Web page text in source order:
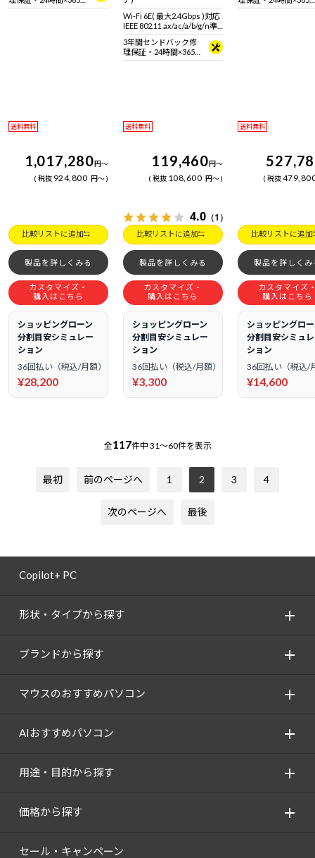
日電話サポート
送料無料
1,017,280円～
税抜 924,800 円～
比較リストに追加
製品を詳しくみる
カスタマイズ・
購入はこちら
ショッピングローン
分割目安シミュレー
ション
36回払い（税込/月額）
¥28,200
Wi-Fi 6E( 最大2.4Gbps )対応
IEEE 802.11 ax/ac/a/b/g/n準
拠 ＋ Bluetooth 5内蔵
3年間センドバック修
理保証・24時間×365
日電話サポート
送料無料
119,460円～
税抜 108,600 円～
4.0 （1）
比較リストに追加
製品を詳しくみる
カスタマイズ・
購入はこちら
ショッピングローン
分割目安シミュレー
ション
36回払い（税込/月額）
¥3,300
日電話サポート
送料無料
税抜
比較リストに追加
製品を詳しくみ
カスタマイズ
購入はこちら
ショッピングロ
分割目安シミュ
ション
36回払い（税込/
¥14,600
全117件中 31～60件を表示
最初 前のページへ 1 2 3 4
次のページへ 最後
Copilot+ PC
形状・タイプから探す
ブランドから探す
マウスのおすすめパソコン
AIおすすめパソコン
用途・目的から探す
価格から探す
セール・キャンペーン